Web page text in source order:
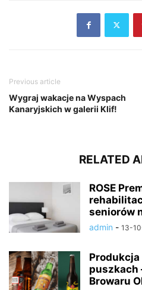
Previous article
Wygraj wakacje na Wyspach
Kanaryjskich w galerii Klif!
RELATED
ROSE
seniorów
admin - 13-
puszkach
Browaru